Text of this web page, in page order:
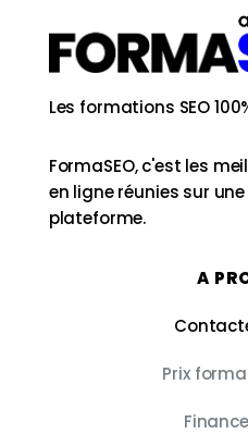
Les formations SEO
FormaSEO, c'est les
en ligne réunies sur
plateforme.
A
Prix